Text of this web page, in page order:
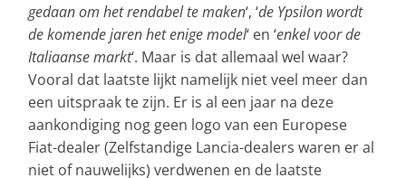
gedaan om het rendabel te maken‘, ‘de Ypsilon wordt
de komende jaren het enige model‘ en ‘enkel voor de
Italiaanse markt‘. Maar is dat allemaal wel waar?
Vooral dat laatste lijkt namelijk niet veel meer dan
een uitspraak te zijn. Er is al een jaar na deze
aankondiging nog geen logo van een Europese
Fiat-dealer (Zelfstandige Lancia-dealers waren er al
niet of nauwelijks) verdwenen en de laatste